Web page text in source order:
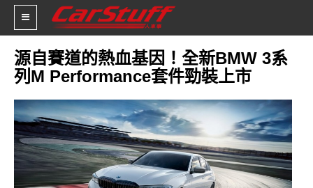
新車價格
車市新聞
賽車新聞
汽車改裝
源自賽道的熱血基因！全新BMW 3系
列M Performance套件勁裝上市